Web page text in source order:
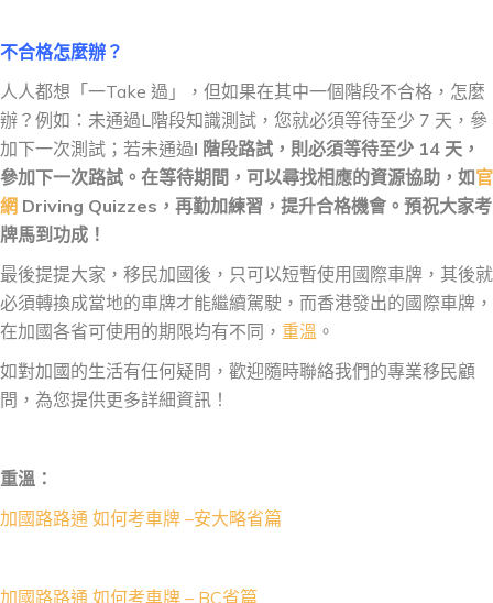
不合格怎麼辦？
人人都想「一Take 過」，但如果在其中一個階段不合格，怎麼
辦？例如：未通過L階段知識測試，您就必須等待至少 7 天，參
加下一次測試；若未通過I 階段路試，則必須等待至少 14 天，
參加下一次路試。在等待期間，可以尋找相應的資源協助，如官
網 Driving Quizzes ，再勤加練習，提升合格機會。預祝大家考
牌馬到功成！
最後提提大家，移民加國後，只可以短暫使用國際車牌，其後就
必須轉換成當地的車牌才能繼續駕駛，而香港發出的國際車牌，
在加國各省可使用的期限均有不同， 重溫 。
如對加國的生活有任何疑問，歡迎隨時聯絡我們的專業移民顧
問，為您提供更多詳細資訊！
重溫：
加國路路通 如何考車牌 –安大略省篇
加國路路通 如何考車牌 – BC省篇